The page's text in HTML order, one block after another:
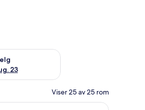
23
neste helg, aug. 21 - aug. 23
Viser 25 av 25 rom